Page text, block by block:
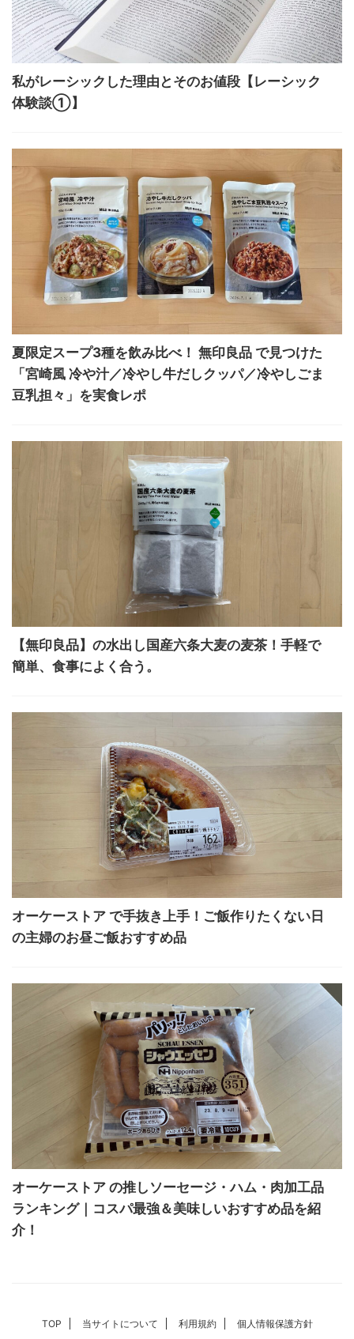
私がレーシックした理由とそのお値段【レーシック
体験談①】
夏限定スープ3種を飲み比べ！ 無印良品 で見つけた
「宮崎風 冷や汁／冷やし牛だしクッパ／冷やしごま
豆乳担々」を実食レポ
【無印良品】の水出し国産六条大麦の麦茶！手軽で
簡単、食事によく合う。
オーケーストア で手抜き上手！ご飯作りたくない日
の主婦のお昼ご飯おすすめ品
オーケーストア の推しソーセージ・ハム・肉加工品
ランキング｜コスパ最強＆美味しいおすすめ品を紹
介！
TOP 当サイトについて 利用規約 個人情報保護方針